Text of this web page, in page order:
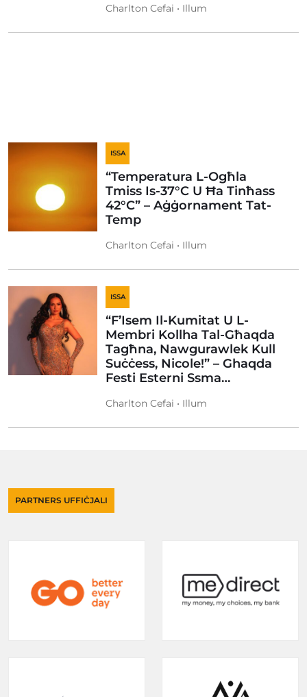
Charlton Cefai • Illum
ISSA
“Temperatura L-Ogħla
Tmiss Is-37°C U Ħa Tinħass
42°C” – Aġġornament Tat-
Temp
Charlton Cefai • Illum
ISSA
“F’Isem Il-Kumitat U L-
Membri Kollha Tal-Għaqda
Tagħna, Nawgurawlek Kull
Suċċess, Nicole!” – Ghaqda
Festi Esterni Ssma…
Charlton Cefai • Illum
PARTNERS UFFIĊJALI